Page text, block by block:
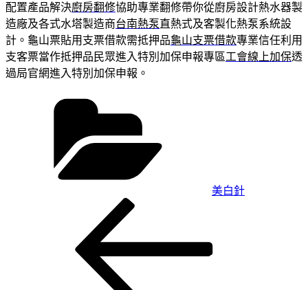
配置產品解決廚房翻修協助專業翻修帶你從廚房設計熱水器製
造廠及各式水塔製造商台南熱泵直熱式及客製化熱泵系統設
計。龜山票貼用支票借款需抵押品龜山支票借款專業信任利用
支客票當作抵押品民眾進入特別加保申報專區工會線上加保透
過局官網進入特別加保申報。
美白針